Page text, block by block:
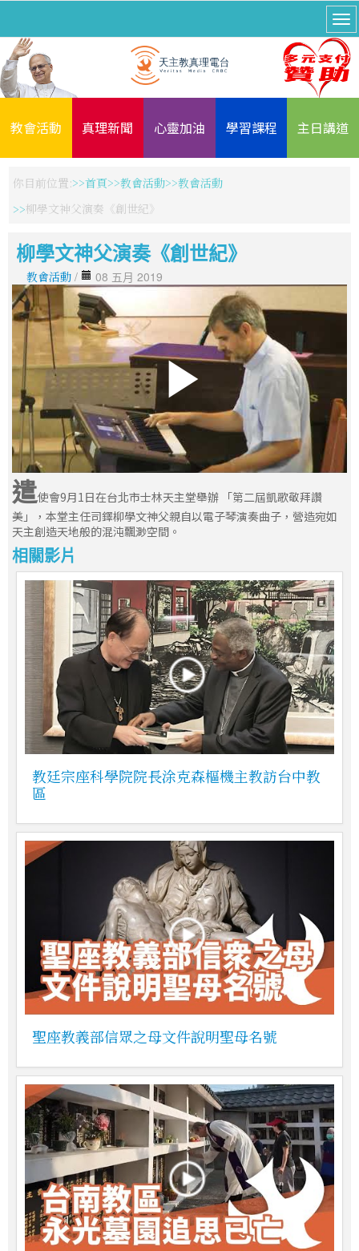
教會活動 真理新聞 心靈加油 學習課程 主日講道
你目前位置: 首頁 教會活動
教會活動
柳學文神父演奏《創世紀》
柳學文神父演奏《創世紀》
教會活動 / 08 五月 2019
遣使會9月1日在台北市士林天主堂舉辦 「第二屆凱歌敬拜讚
美」，本堂主任司鐸柳學文神父親自以電子琴演奏曲子，營造宛如
天主創造天地般的混沌飄渺空間。
相關影片
教廷宗座科學院院長涂克森樞機主教訪台中教
區
聖座教義部信眾之母文件說明聖母名號